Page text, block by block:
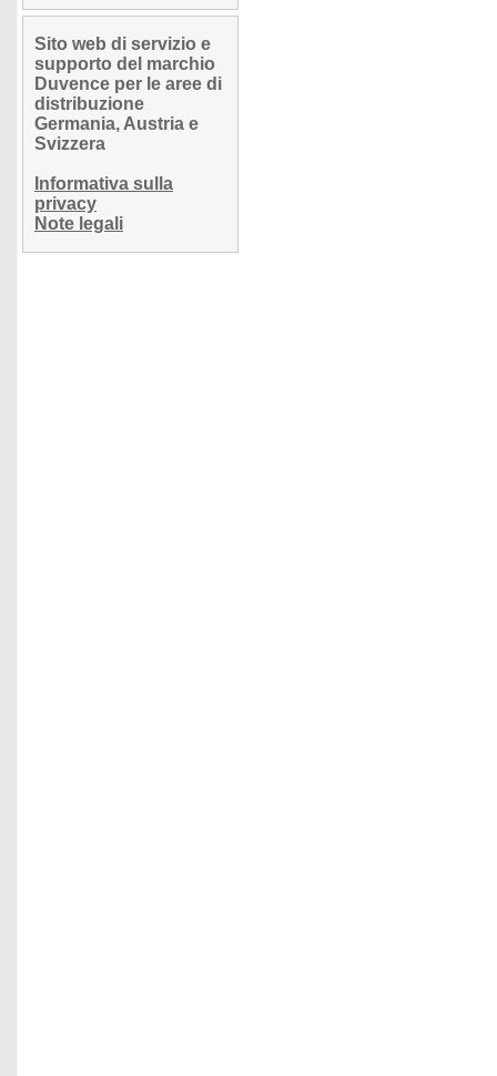
Sito web di servizio e
supporto del marchio
Duvence per le aree di
distribuzione
Germania, Austria e
Svizzera
Informativa sulla
privacy
Note legali